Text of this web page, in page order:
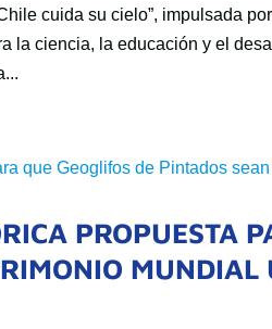
cuida su cielo”, impulsada
la ciencia, la educación y el
PROPUESTA
MUNDIAL